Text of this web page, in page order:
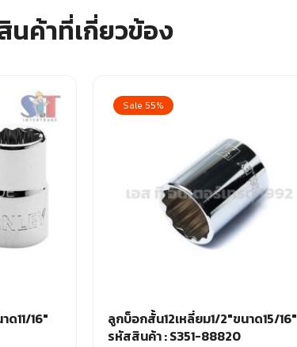
นค้าที่เกี่ยวข้อง
11/16″
Sale 55%
ลูกบ็อกสั้น12เหลี่ยม1/2″ขนาด15/16″
รหัสสินค้า : S351-88820